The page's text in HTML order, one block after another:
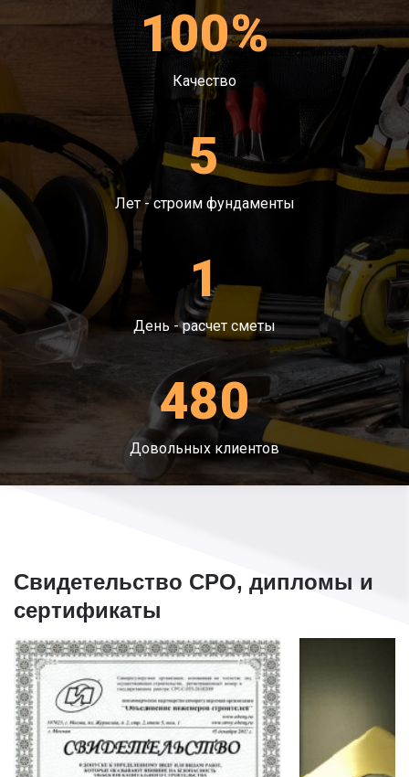
100%
Качество
5
Лет - строим фундаменты
1
День - расчет сметы
480
Довольных клиентов
Свидетельство СРО, дипломы и
сертификаты